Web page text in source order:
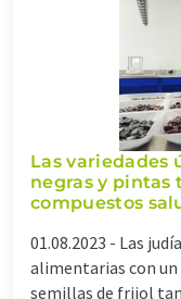
Las variedades
negras y pintas
compuestos
01.08.2023 - Las
alimentarias con
semillas de frijol